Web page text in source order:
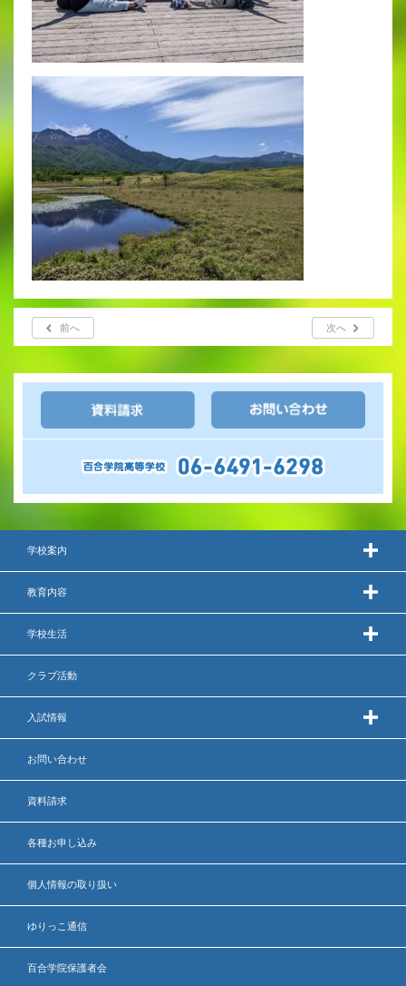
前へ 次へ
学校案内
教育内容
学校生活
クラブ活動
入試情報
お問い合わせ
資料請求
各種お申し込み
個人情報の取り扱い
ゆりっこ通信
百合学院保護者会